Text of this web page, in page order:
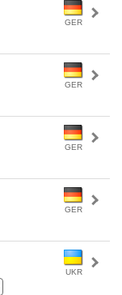
GER
GER
GER
GER
UKR